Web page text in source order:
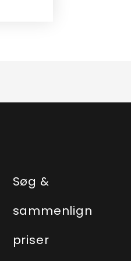
Søg &
sammenlign
priser